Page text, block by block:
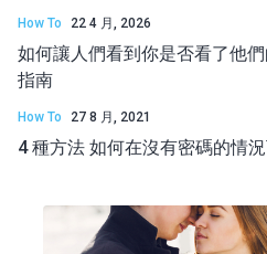
How To 22 4 月, 2026
如何讓人們看到你是否看了他
指南
How To 27 8 月, 2021
4 種方法 如何在沒有密碼的情